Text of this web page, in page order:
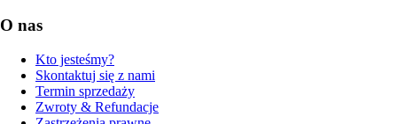
O nas
Kto jesteśmy?
Skontaktuj się z nami
Termin sprzedaży
Zwroty & Refundacje